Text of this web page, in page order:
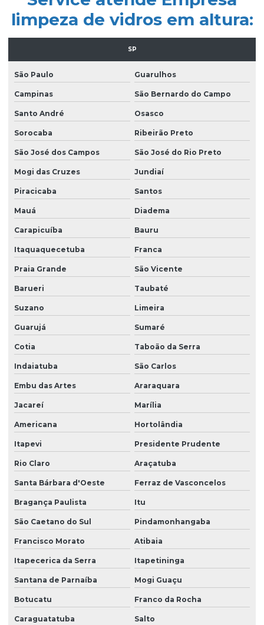
Empresa de limpeza pós obra são paulo
Empresa de limpeza predial
Empresa de limpeza profissional
Empresa de limpeza de vidros
Empresa limpeza de vidros em altura
Empresa de limpeza de vidros e fachadas
Empresa de limpeza de vidros e fachadas sp
Empresa de limpeza de vidros e janelas
Empresa de manutenção predial
Empresa de portaria e limpeza
Empresa de portaria e recepção
Empresa de portaria remota
Empresa de serviços terceirizados
Empresa de serviços terceirizados de limpeza
Empresa de terceirização de limpeza
Empresa de terceirização de mão de obra
Empresa terceirização recepcionista
Empresa de terceirização de serviços gerais
Empresa de terceirização de serviços de limpeza
Empresa terceirização de zelador
Empresa terceirização zeladoria
Empresa de zeladoria e portaria
Empresas de limpeza zeladoria
Empresas de portaria virtual
Empresas de recepção e atendimento
limpeza de vidros em altura:
SP
São Paulo Guarulhos
Campinas São Bernardo do Campo
Santo André Osasco
Sorocaba Ribeirão Preto
São José dos Campos São José do Rio Preto
Mogi das Cruzes Jundiaí
Piracicaba Santos
Mauá Diadema
Carapicuíba Bauru
Itaquaquecetuba Franca
Praia Grande São Vicente
Barueri Taubaté
Suzano Limeira
Guarujá Sumaré
Cotia Taboão da Serra
Indaiatuba São Carlos
Embu das Artes Araraquara
Jacareí Marília
Americana Hortolândia
Itapevi Presidente Prudente
Rio Claro Araçatuba
Santa Bárbara d'Oeste Ferraz de Vasconcelos
Bragança Paulista Itu
São Caetano do Sul Pindamonhangaba
Francisco Morato Atibaia
Itapecerica da Serra Itapetininga
Santana de Parnaíba Mogi Guaçu
Botucatu Franco da Rocha
Caraguatatuba Salto